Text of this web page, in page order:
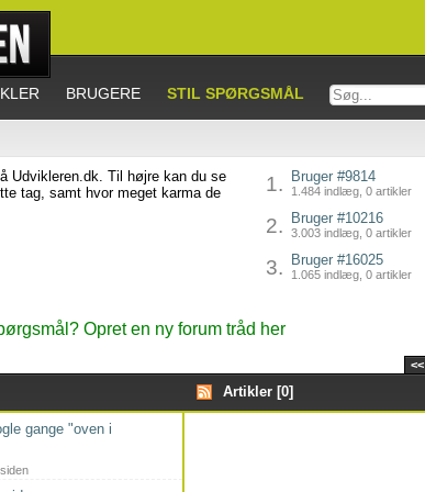
BRUGERE STIL SPØRGSMÅL
Udvikleren.dk. Til højre kan du se
tag, samt hvor meget karma de
1. Bruger #9814
1.484 indlæg, 0 artikler
2. Bruger #10216
3.003 indlæg, 0 artikler
3. Bruger #16025
1.065 indlæg, 0 artikler
Opret en ny forum tråd her
<<
Artikler [0]
gange "oven i